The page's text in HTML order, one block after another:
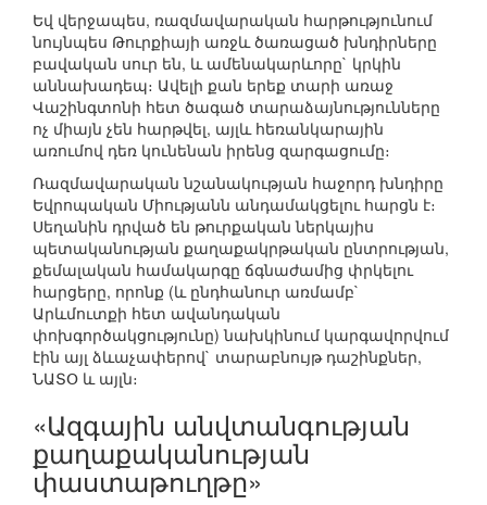
Եվ վերջապես, ռազմավարական հարթությունում
նույնպես Թուրքիայի առջև ծառացած խնդիրները
բավական սուր են, և ամենակարևորը` կրկին
աննախադեպ։ Ավելի քան երեք տարի առաջ
Վաշինգտոնի հետ ծագած տարաձայնությունները
ոչ միայն չեն հարթվել, այլև հեռանկարային
առումով դեռ կունենան իրենց զարգացումը։
Ռազմավարական նշանակության հաջորդ խնդիրը
Եվրոպական Միությանն անդամակցելու հարցն է։
Սեղանին դրված են թուրքական ներկայիս
պետականության քաղաքակրթական ընտրության,
քեմալական համակարգը ճգնաժամից փրկելու
հարցերը, որոնք (և ընդհանուր առմամբ`
Արևմուտքի հետ ավանդական
փոխգործակցությունը) նախկինում կարգավորվում
էին այլ ձևաչափերով` տարաբնույթ դաշինքներ,
ՆԱՏՕ և այլն։
«Ազգային անվտանգության
քաղաքականության
փաստաթուղթը»